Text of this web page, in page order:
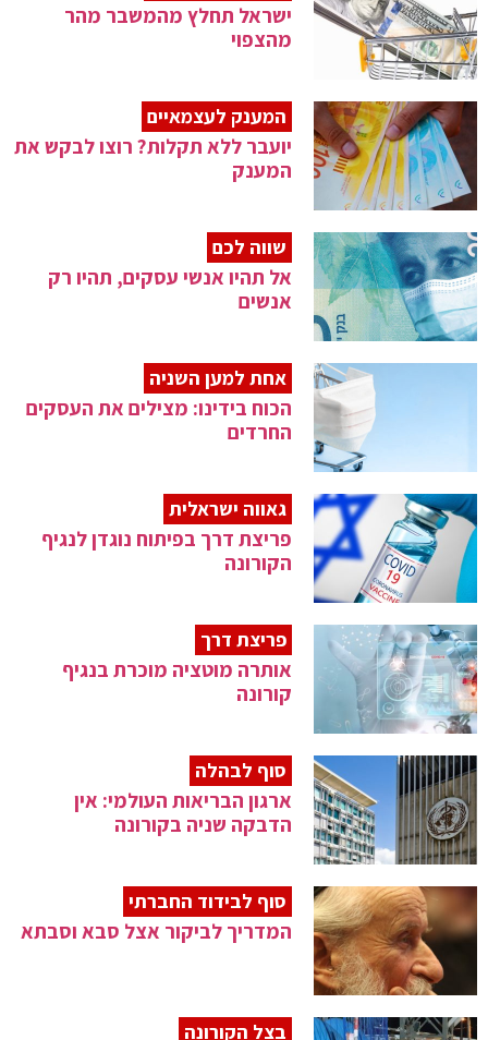
ישראל תחלץ מהמשבר מהר
מהצפוי
המענק לעצמאיים
יועבר ללא תקלות? רוצו לבקש את
המענק
שווה לכם
אל תהיו אנשי עסקים, תהיו רק
אנשים
אחת למען השניה
הכוח בידינו: מצילים את העסקים
החרדים
גאווה ישראלית
פריצת דרך בפיתוח נוגדן לנגיף
הקורונה
פריצת דרך
אותרה מוטציה מוכרת בנגיף
קורונה
סוף לבהלה
ארגון הבריאות העולמי: אין
הדבקה שניה בקורונה
סוף לבידוד החברתי
המדריך לביקור אצל סבא וסבתא
בצל הקורונה